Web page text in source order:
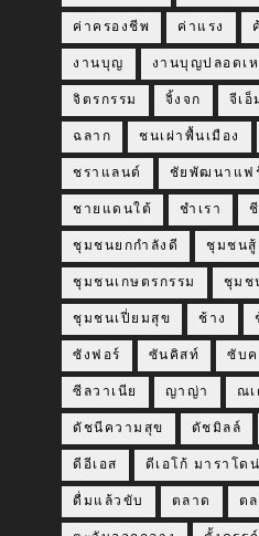
ค่าครองชีพ ค่าแรง
งานบุญ งานบุญปลอดเ
จิตรกรรม จิ้งจก จีเอ็
ฉลาก ชนเผ่าพื้นเมือง
ชราแลนด์ ชัยพัฒนาแฟ
ชายแดนใต้ ชำเรา
ชุมชนยกกำลังดี ชุมชนสู้
ชุมชนเกษตรกรรม ชุมช
ชุมชนเปี่ยมสุข ช้าง
ซังฟอร์ ซันคิสท์ ซับ
ซีลวาเนีย ญาญ่า ณ
ดัชนีความสุข ดัชมิลล์
ดีอีเอส ดีเอโก้ มาราโด
ดื่มแล้วขับ ตลาด ต